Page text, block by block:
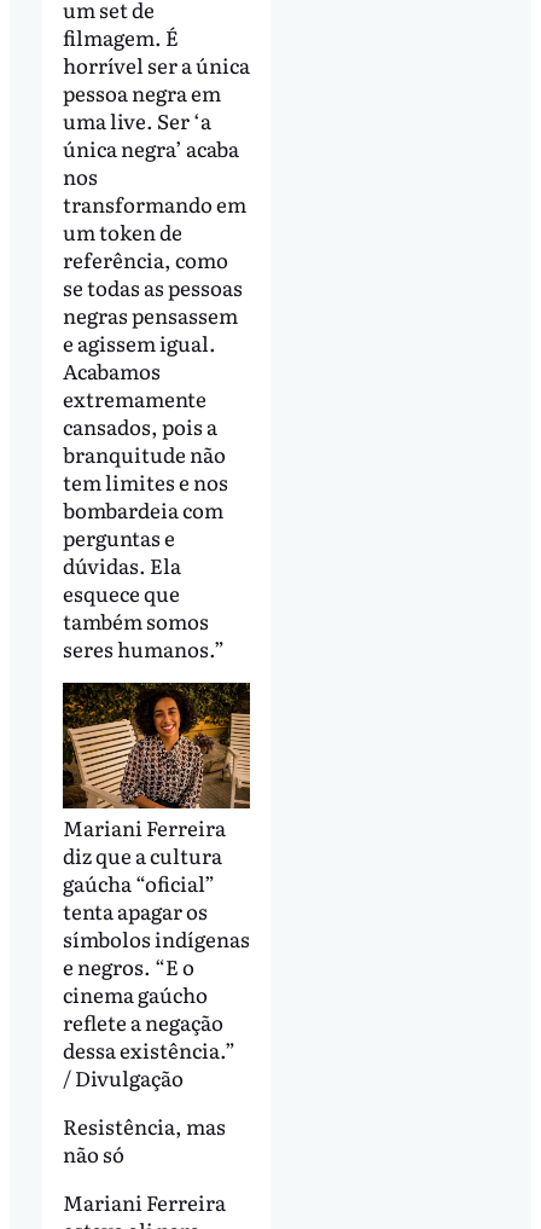
um set de
filmagem. É
horrível ser a única
pessoa negra em
uma live. Ser ‘a
única negra’ acaba
nos
transformando em
um token de
referência, como
se todas as pessoas
negras pensassem
e agissem igual.
Acabamos
extremamente
cansados, pois a
branquitude não
tem limites e nos
bombardeia com
perguntas e
dúvidas. Ela
esquece que
também somos
seres humanos.”
Mariani Ferreira
diz que a cultura
gaúcha “oficial”
tenta apagar os
símbolos indígenas
e negros. “E o
cinema gaúcho
reflete a negação
dessa existência.”
/ Divulgação
Resistência, mas
não só
Mariani Ferreira